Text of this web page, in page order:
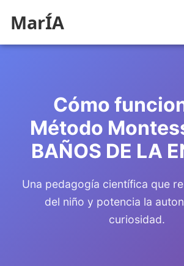
MarÍA
Cómo
Método
BAÑOS DE LA
Una pedagogía científica que
del niño y potencia la
curiosidad.